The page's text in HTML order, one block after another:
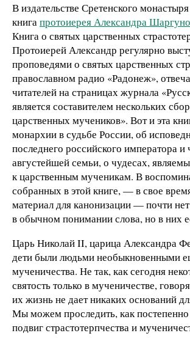
В издательстве Сретенского
книгапротоиерея Александра
Книга о святых царственных
Протоиерей Александр регулярно
проповедями о святых царственных
православном радио «Радонеж»,
читателей на страницах журнала
является составителем нескольких
царственных мучеников». Вот и эта
монархии в судьбе России, об
последнего российского императора и
августейшей семьи, о чудесах,
к царственным мученикам. В
собранных в этой книге, — в свое
материал для канонизации — почти
в обычном понимании слова, но в них
Царь Николай II, царица Александра
дети были людьми необыкновенными
мученичества. Не так, как сегодня
святость только в мученичестве,
их жизнь не дает никаких оснований
Мы можем проследить, как постепенно
подвиг страстотерпчества и